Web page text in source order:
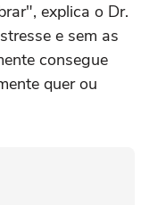
explica o Dr.
e sem as
consegue
quer ou